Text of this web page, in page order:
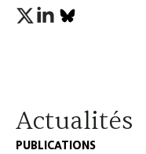
Actualités
PUBLICATIONS